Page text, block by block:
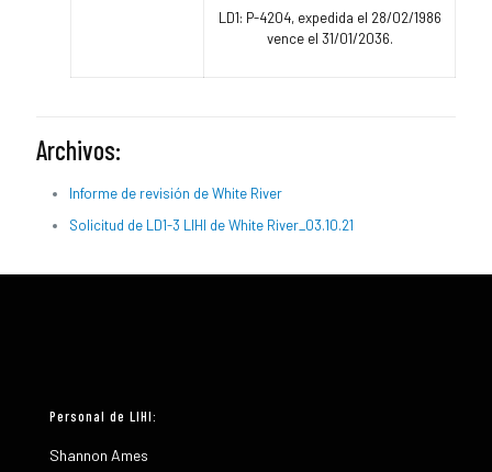
LD1: P-4204, expedida el 28/02/1986
vence el 31/01/2036.
Archivos:
Informe de revisión de White River
Solicitud de LD1-3 LIHI de White River_03.10.21
Personal de LIHI:
Shannon Ames